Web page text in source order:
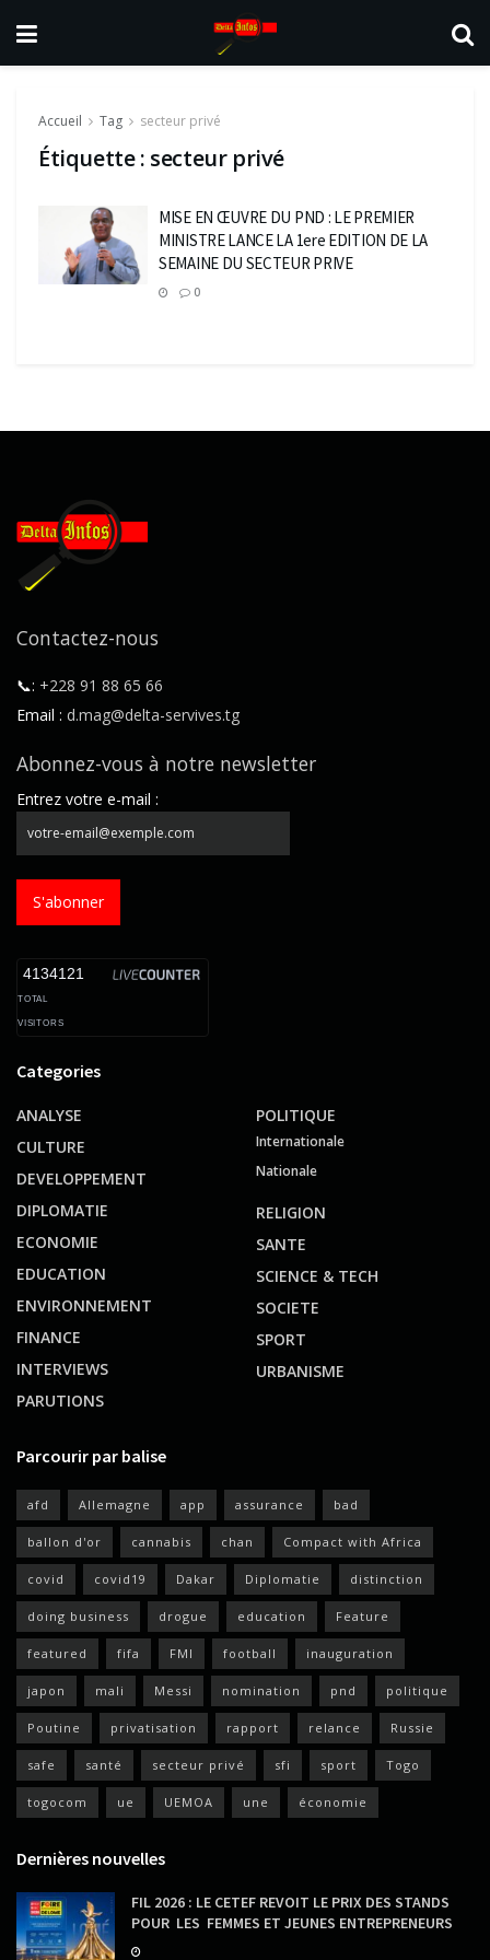
Accueil Tag secteur privé
Étiquette : secteur privé
MISE EN ŒUVRE DU PND : LE PREMIER
MINISTRE LANCE LA 1ere EDITION DE LA
SEMAINE DU SECTEUR PRIVE
0
Contactez-nous
📞: +228 91 88 65 66
Email : d.mag@delta-servives.tg
Abonnez-vous à notre newsletter
Entrez votre e-mail :
S'abonner
4134121
TOTAL
VISITORS
Categories
ANALYSE
CULTURE
DEVELOPPEMENT
DIPLOMATIE
ECONOMIE
EDUCATION
ENVIRONNEMENT
FINANCE
INTERVIEWS
PARUTIONS
POLITIQUE
Internationale
Nationale
RELIGION
SANTE
SCIENCE & TECH
SOCIETE
SPORT
URBANISME
Parcourir par balise
afd Allemagne app assurance bad
ballon d'or cannabis chan Compact with Africa
covid covid19 Dakar Diplomatie distinction
doing business drogue education Feature
featured fifa FMI football inauguration
japon mali Messi nomination pnd politique
Poutine privatisation rapport relance Russie
safe santé secteur privé sfi sport Togo
togocom ue UEMOA une économie
Dernières nouvelles
FIL 2026 : LE CETEF REVOIT LE PRIX DES STANDS
POUR LES FEMMES ET JEUNES ENTREPRENEURS